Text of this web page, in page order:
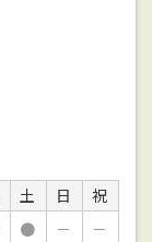
土 日
祝
● －
－